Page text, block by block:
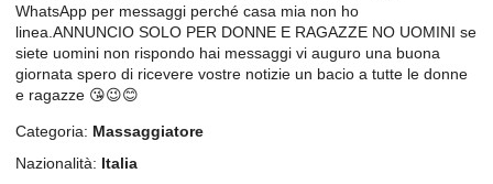
WhatsApp per messaggi perché casa mia non ho
linea.ANNUNCIO SOLO PER DONNE E RAGAZZE NO UOMINI se
siete uomini non rispondo hai messaggi vi auguro una buona
giornata spero di ricevere vostre notizie un bacio a tutte le donne
e ragazze 😘😉😊
Categoria: Massaggiatore
Nazionalità: Italia